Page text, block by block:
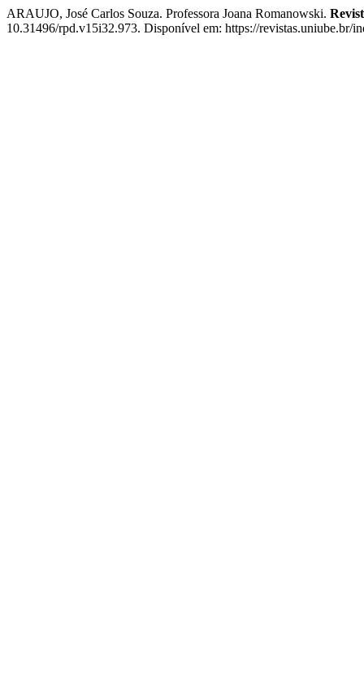
ARAUJO, José Carlos Souza. Professora Joana Romanowski.
10.31496/rpd.v15i32.973. Disponível em: https://revistas.uniube.br/